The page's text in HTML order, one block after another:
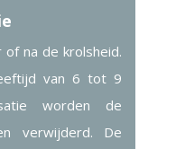
na de krolsheid.
van 6 tot 9
worden de
verwijderd. De